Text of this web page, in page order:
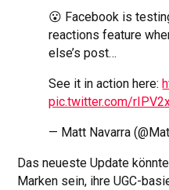
😮 Facebook is
reactions feature
else’s post…
See it in action here:
pic.twitter.com/
— Matt Navarra
Das neueste Update
Marken sein, ihre UGC-